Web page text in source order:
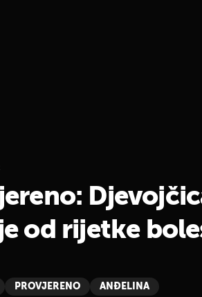
od rijetke
PROVJERENO ANĐELINA